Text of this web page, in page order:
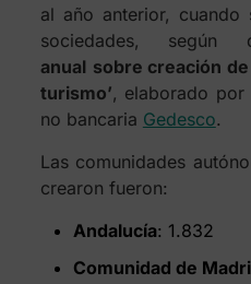
al año anterior, cuando
sociedades, según
anual sobre creación
turismo’, elaborado por
no bancaria Gedesco.
Las comunidades
crearon fueron:
Andalucía: 1.832
Comunidad de